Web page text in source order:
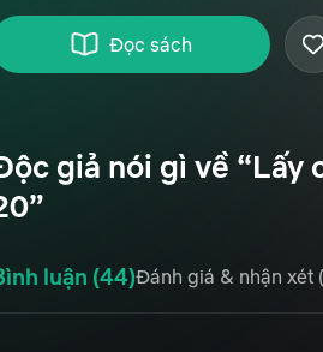
Đọc sách
giả nói gì về “Lấy
luận (44)Đánh giá & nhận xét